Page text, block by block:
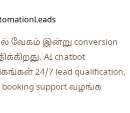
Leads
வேகம் இன்று conversion
AI chatbot
24/7 lead qualification,
booking support வழங்க